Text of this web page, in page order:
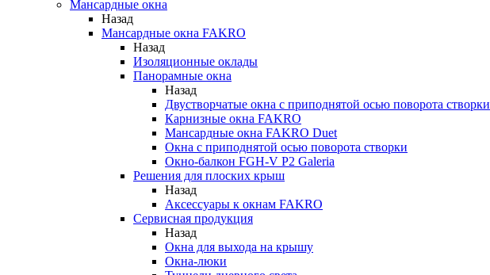
Мансардные окна
Назад
Мансардные окна FAKRO
Назад
Изоляционные оклады
Панорамные окна
Назад
Двустворчатые окна с приподнятой осью поворота створки
Карнизные окна FAKRO
Мансардные окна FAKRO Duet
Окна с приподнятой осью поворота створки
Окно-балкон FGH-V P2 Galeria
Решения для плоских крыш
Назад
Аксессуары к окнам FAKRO
Сервисная продукция
Назад
Окна для выхода на крышу
Окна-люки